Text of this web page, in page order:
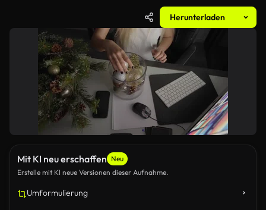
Herunterladen
Mit KI neu erschaffen Neu
Erstelle mit KI neue Versionen dieser Aufnahme.
Umformulierung